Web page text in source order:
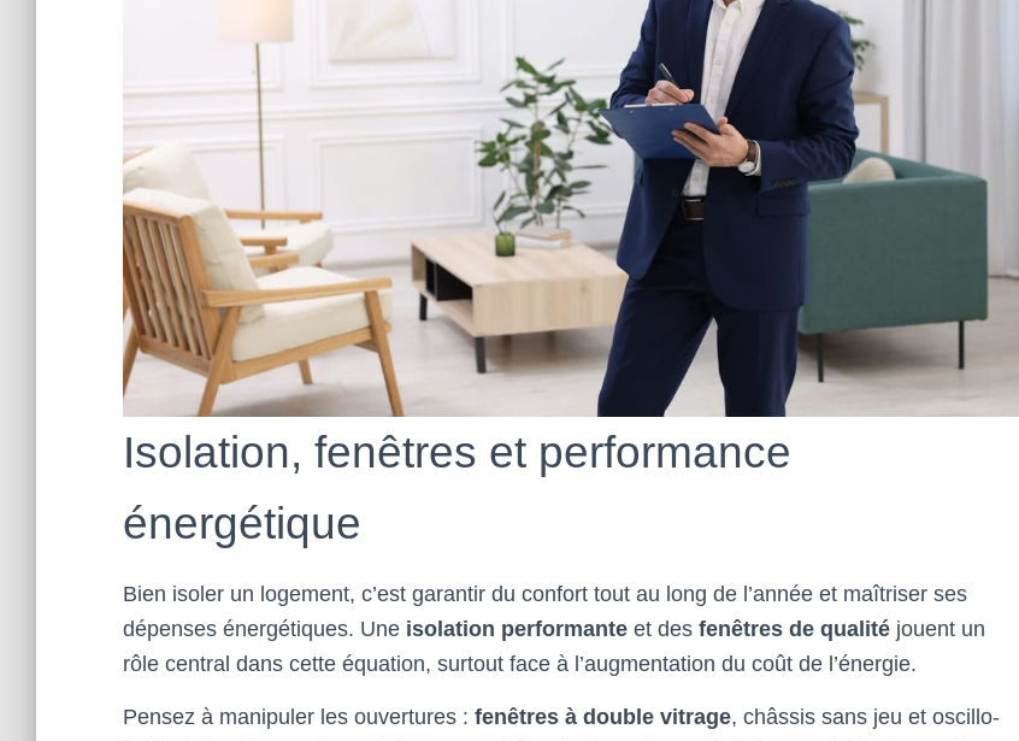
Isolation, fenêtres et performance
énergétique
Bien isoler un logement, c’est garantir du confort tout au long de l’année et maîtriser ses
dépenses énergétiques. Une isolation performante et des fenêtres de qualité jouent un
rôle central dans cette équation, surtout face à l’augmentation du coût de l’énergie.
Pensez à manipuler les ouvertures : fenêtres à double vitrage, châssis sans jeu et oscillo-